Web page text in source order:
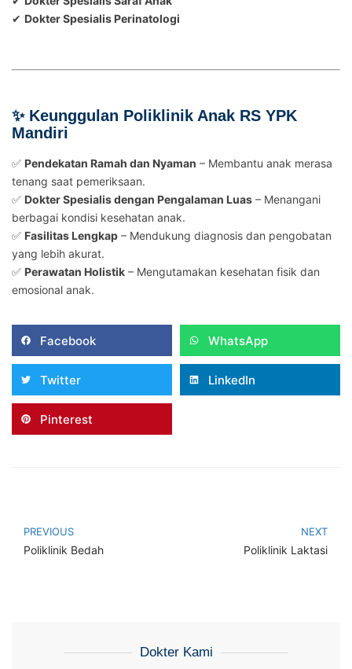
✔ Dokter Spesialis Perinatologi
✨ Keunggulan Poliklinik Anak RS YPK
Mandiri
✅ Pendekatan Ramah dan Nyaman – Membantu anak merasa
tenang saat pemeriksaan.
✅ Dokter Spesialis dengan Pengalaman Luas – Menangani
berbagai kondisi kesehatan anak.
✅ Fasilitas Lengkap – Mendukung diagnosis dan pengobatan
yang lebih akurat.
✅ Perawatan Holistik – Mengutamakan kesehatan fisik dan
emosional anak.
Facebook WhatsApp
Twitter LinkedIn
Pinterest
PREVIOUS
Poliklinik Bedah
NEXT
Poliklinik Laktasi
Dokter Kami